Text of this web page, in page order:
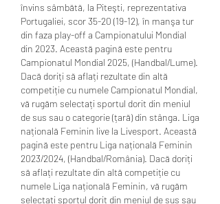
învins sâmbătă, la Piteşti, reprezentativa
Portugaliei, scor 35-20 (19-12), în manşa tur
din faza play-off a Campionatului Mondial
din 2023. Această pagină este pentru
Campionatul Mondial 2025, (Handbal/Lume).
Dacă doriți să aflați rezultate din altă
competiție cu numele Campionatul Mondial,
vă rugăm selectați sportul dorit din meniul
de sus sau o categorie (țară) din stânga. Liga
națională Feminin live la Livesport. Această
pagină este pentru Liga națională Feminin
2023/2024, (Handbal/România). Dacă doriți
să aflați rezultate din altă competiție cu
numele Liga națională Feminin, vă rugăm
selectați sportul dorit din meniul de sus sau